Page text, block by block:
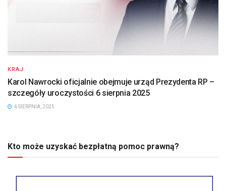
KRAJ
Karol Nawrocki oficjalnie obejmuje urząd Prezydenta RP –
szczegóły uroczystości 6 sierpnia 2025
6 SIERPNIA, 2025
Kto może uzyskać bezpłatną pomoc prawną?